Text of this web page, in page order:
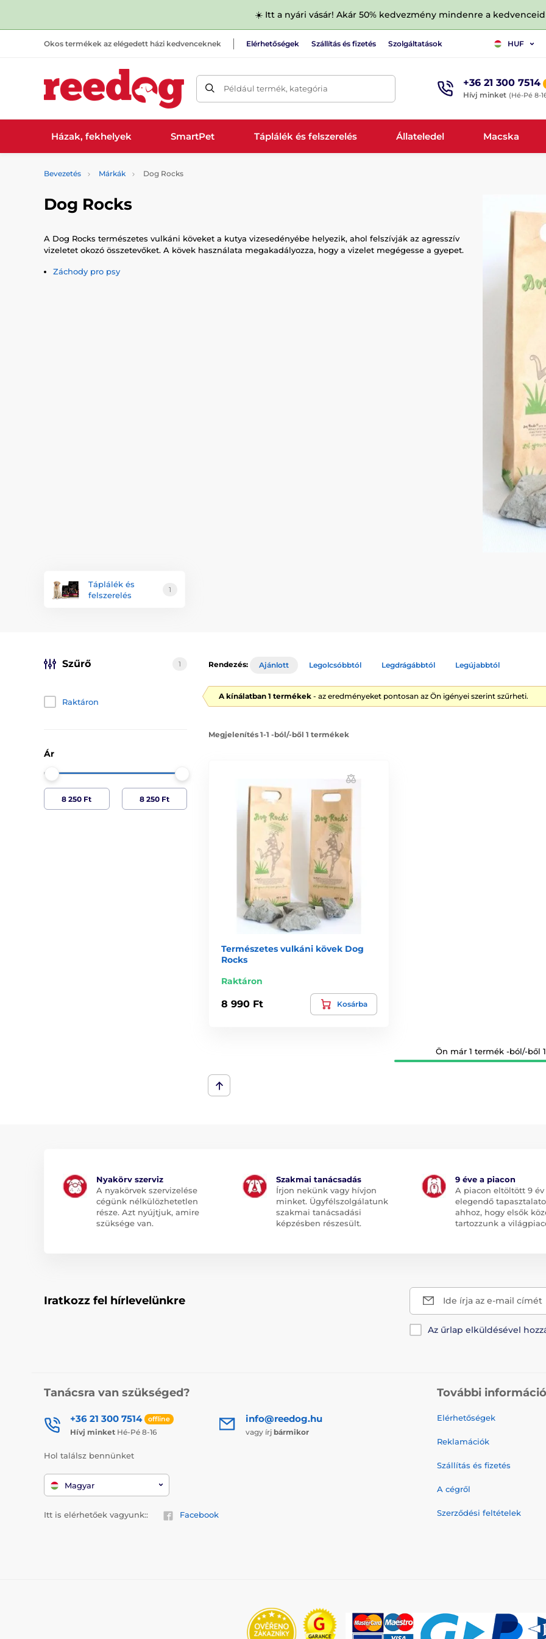
☀️ Itt a nyári vásár! Akár 50% kedvezmény mindenre a
Okos termékek az elégedett házi kedvenceknek Elérhetőségek Szállítás és fizetés Szolgáltatások HUF
Például termék, kategória +36 21 300 7514
Hívj minket (Hé-Pé 8-
Házak, fekhelyek SmartPet Táplálék és felszerelés Állateledel Macska
Bevezetés Márkák Dog Rocks
Dog Rocks
A Dog Rocks természetes vulkáni köveket a kutya vizesedényébe helyezik, ahol felszívják az agresszív
vizeletet okozó összetevőket. A kövek használata megakadályozza, hogy a vizelet megégesse a gyepet.
Záchody pro psy
Táplálék és
felszerelés
1
Szűrő 1
Raktáron
Ár
Rendezés: Ajánlott Legolcsóbbtól Legdrágábbtól Legújabbtól
A kínálatban 1 termékek - az eredményeket pontosan az Ön igényei szerint szűrheti.
Megjelenítés 1-1 -ból/-ből 1 termékek
Természetes vulkáni kövek Dog
Rocks
Raktáron
8 990 Ft Kosárba
Ön már 1 termék -ból/-ből
Nyakörv szerviz
A nyakörvek szervizelése
cégünk nélkülözhetetlen
része. Azt nyújtjuk, amire
szüksége van.
Szakmai tanácsadás
Írjon nekünk vagy hívjon
minket. Ügyfélszolgálatunk
szakmai tanácsadási
képzésben részesült.
9 éve a piacon
A piacon eltöltött 9 év
elegendő
ahhoz, hogy elsők
tartozzunk a
Iratkozz fel hírlevelünkre Ide írja az e-mail címét
Az űrlap elküldésével
Tanácsra van szükséged?
+36 21 300 7514 offline
Hívj minket Hé-Pé 8-16
info@reedog.hu
vagy írj bármikor
Hol találsz bennünket
Magyar
Itt is elérhetőek vagyunk:: Facebook
További
Elérhetőségek
Reklamációk
Szállítás és fizetés
A cégről
Szerződési feltételek